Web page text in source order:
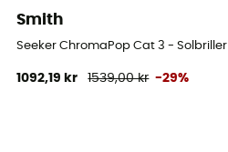
Smith
Seeker ChromaPop Cat 3 - Solbriller
1092,19 kr 1539,00 kr -29%